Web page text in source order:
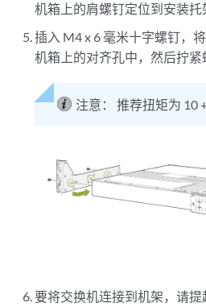
机箱上的肩螺钉定位到安装托
插入 M4 x 6 毫米十字螺钉，
机箱上的对齐孔中，然后拧紧
注意： 推荐扭矩为 10
要将交换机连接到机架，请